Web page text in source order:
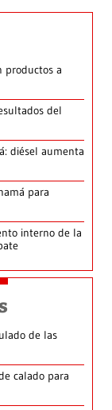
productos a
del
diésel aumenta
para
interno de la
de las
calado para